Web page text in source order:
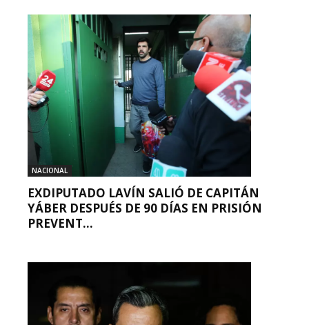
NACIONAL
EXDIPUTADO LAVÍN SALIÓ DE CAPITÁN
YÁBER DESPUÉS DE 90 DÍAS EN PRISIÓN
PREVENT...